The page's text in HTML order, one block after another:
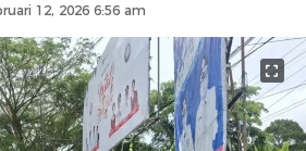
12, 2026 6:56 am